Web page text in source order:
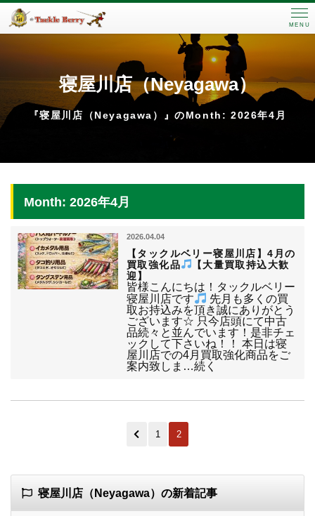
MENU
寝屋川店（Neyagawa）
『寝屋川店（Neyagawa）』のMonth: 2026年4月
Month: 2026年4月
2026.04.04
【タックルベリー寝屋川店】4月の
買取強化品
【大量買取持込大歓
迎】
皆様こんにちは！タックルベリー
寝屋川店です
先月も多くの買
取お持込みを頂き誠にありがとう
ございます☆ 只今店頭にて中古
品続々と並んでいます！是非チェ
ックして下さいね！！ 本日は寝
屋川店での4月買取強化商品をご
案内致しま…続く
1 2
寝屋川店（Neyagawa）の新着記事